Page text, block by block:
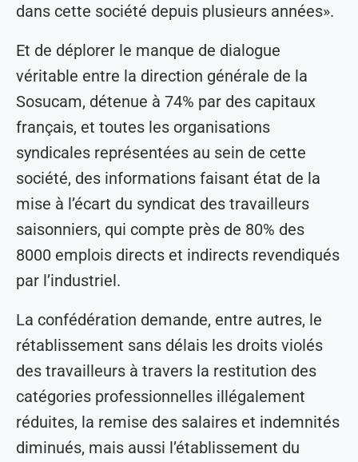
dans cette société depuis plusieurs années».
Et de déplorer le manque de dialogue
véritable entre la direction générale de la
Sosucam, détenue à 74% par des capitaux
français, et toutes les organisations
syndicales représentées au sein de cette
société, des informations faisant état de la
mise à l’écart du syndicat des travailleurs
saisonniers, qui compte près de 80% des
8000 emplois directs et indirects revendiqués
par l’industriel.
La confédération demande, entre autres, le
rétablissement sans délais les droits violés
des travailleurs à travers la restitution des
catégories professionnelles illégalement
réduites, la remise des salaires et indemnités
diminués, mais aussi l’établissement du